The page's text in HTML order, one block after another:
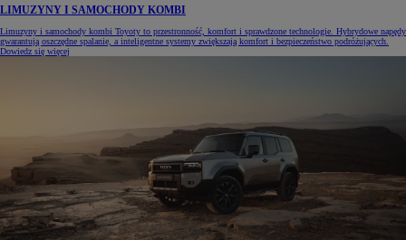
LIMUZYNY I SAMOCHODY KOMBI
Limuzyny i samochody kombi Toyoty to przestronność, komfort i sprawdzone technologie. Hybrydowe napędy
gwarantują oszczędne spalanie, a inteligentne systemy zwiększają komfort i bezpieczeństwo podróżujących.
Dowiedz się więcej